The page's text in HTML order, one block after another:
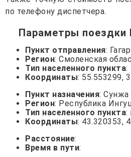
по телефону диспетчера.
Параметры поездки
Пункт отправления:
Регион: Смоленская
Тип населенного пункта:
Координаты: 55.553299,
Пункт назначения: Сунжа
Регион: Республика
Тип населенного пункта:
Координаты: 43.320353,
Расстояние:
Время в пути: